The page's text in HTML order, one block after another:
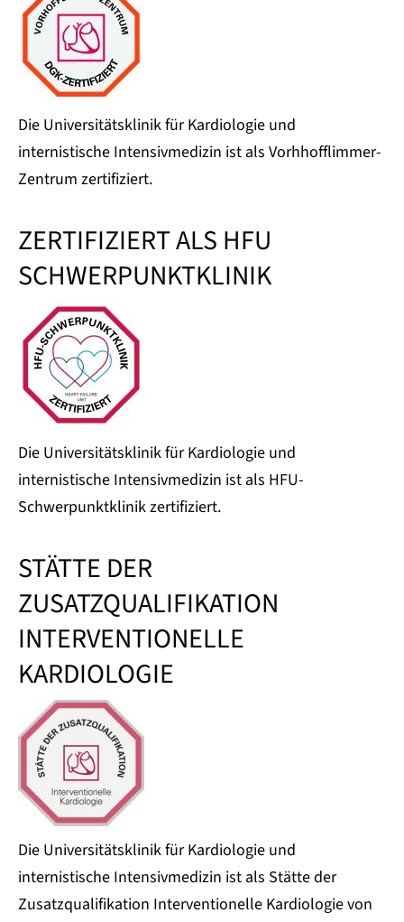
Die Universitätsklinik für Kardiologie und
internistische Intensivmedizin ist als Vorhhofflimmer-
Zentrum zertifiziert.
ZERTIFIZIERT ALS HFU
SCHWERPUNKTKLINIK
Die Universitätsklinik für Kardiologie und
internistische Intensivmedizin ist als HFU-
Schwerpunktklinik zertifiziert.
STÄTTE DER
ZUSATZQUALIFIKATION
INTERVENTIONELLE
KARDIOLOGIE
Die Universitätsklinik für Kardiologie und
internistische Intensivmedizin ist als Stätte der
Zusatzqualifikation Interventionelle Kardiologie von